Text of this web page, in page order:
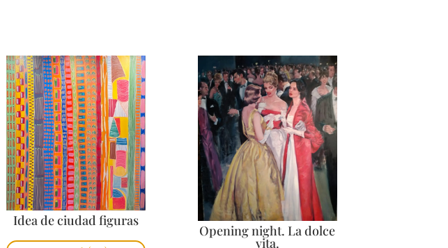
Idea de ciudad figuras
Opening night. La dolce
vita.